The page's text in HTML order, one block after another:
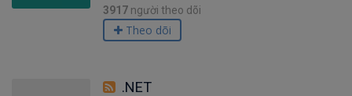
3917 người theo dõi
Theo dõi
.NET